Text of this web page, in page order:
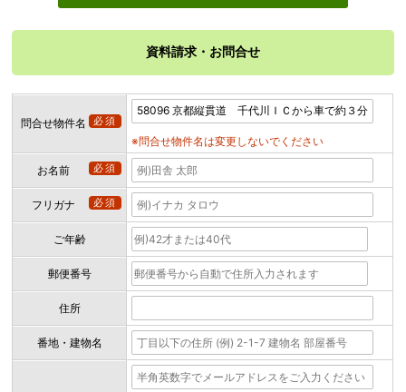
資料請求・お問合せ
問合せ物件名 必須
※問合せ物件名は変更しないでください
お名前 必須
フリガナ 必須
ご年齢
郵便番号
住所
番地・建物名